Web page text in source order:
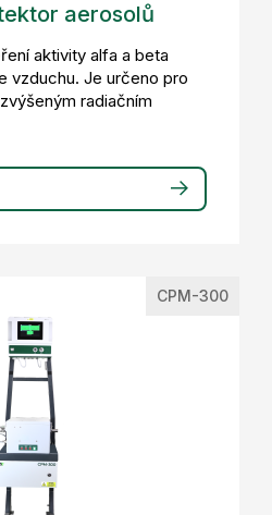
aerosolů
aktivity alfa a beta
vzduchu. Je určeno pro
radiačním
CPM-300